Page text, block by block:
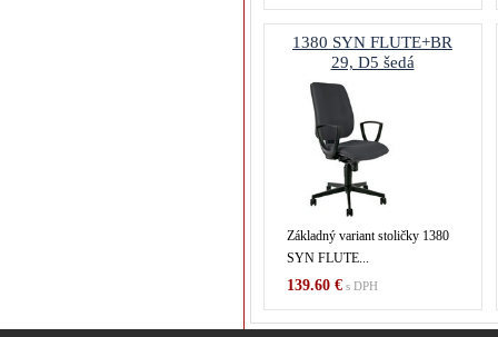
1380 SYN FLUTE+BR
29, D5 šedá
Základný variant stoličky 1380
SYN FLUTE...
139.60 €s DPH